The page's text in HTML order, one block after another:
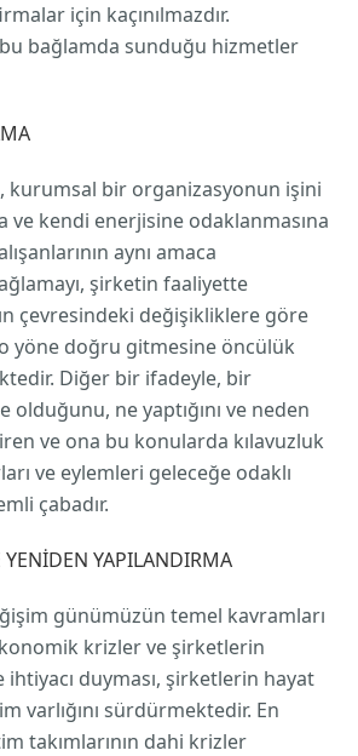
için kaçınılmazdır.
bu bağlamda sunduğu hizmetler
kurumsal bir organizasyonun işini
ve kendi enerjisine odaklanmasına
aynı amaca
şirketin faaliyette
çevresindeki değişikliklere göre
yöne doğru gitmesine öncülük
Diğer bir ifadeyle, bir
olduğunu, ne yaptığını ve neden
ve ona bu konularda kılavuzluk
ve eylemleri geleceğe odaklı
çabadır.
YAPILANDIRMA
günümüzün temel kavramları
krizler ve şirketlerin
ihtiyacı duyması, şirketlerin hayat
varlığını sürdürmektedir. En
takımlarının dahi krizler